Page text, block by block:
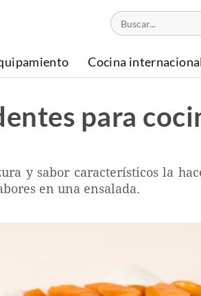
Cocina internacional
para
y sabor característicos la
en una ensalada.